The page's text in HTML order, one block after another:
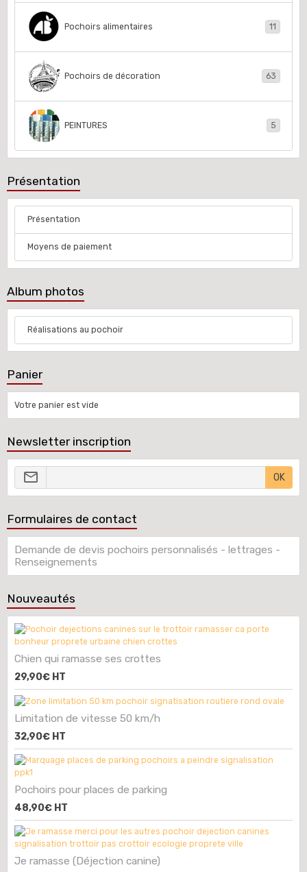
Pochoirs alimentaires 11
Pochoirs de décoration 63
PEINTURES 5
Présentation
Présentation
Moyens de paiement
Album photos
Réalisations au pochoir
Panier
Votre panier est vide
Newsletter inscription
OK
Formulaires de contact
Demande de devis pochoirs personnalisés - lettrages -
Renseignements
Nouveautés
Chien qui ramasse ses crottes
29,90€ HT
Limitation de vitesse 50 km/h
32,90€ HT
Pochoirs pour places de parking
48,90€ HT
Je ramasse (Déjection canine)